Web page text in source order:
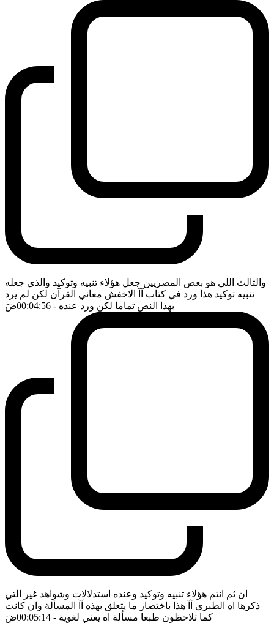
والثالث اللي هو بعض المصريين جعل هؤلاء تنبيه وتوكيد والذي جعله
تنبيه توكيد هذا ورد في كتاب آآ الاخفش معاني القرآن لكن لم يرد
بهذا النص تماما لكن ورد عنده - 00:04:56 ضَ
ان ثم انتم هؤلاء تنبيه وتوكيد وعنده استدلالات وشواهد غير التي
ذكرها اه الطبري آآ هذا باختصار ما يتعلق بهذه آآ المسألة وان كانت
كما تلاحظون طبعا مسألة اه يعني لغوية - 00:05:14 ضَ